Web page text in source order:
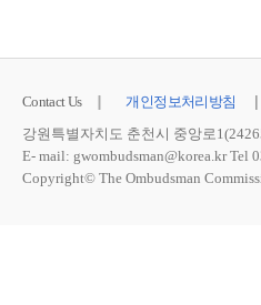
Contact Us 개인정보처리방침
강원특별자치도 춘천시 중앙로
E- mail: gwombudsman@korea.krTel
Copyright© The Ombudsman